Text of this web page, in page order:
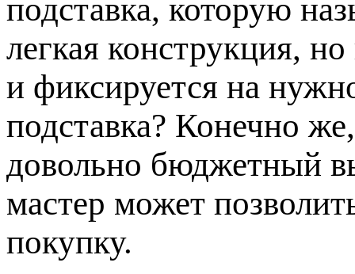
подставка, которую
легкая конструкция,
и фиксируется на
подставка? Конечно
довольно бюджетный
мастер может
покупку.